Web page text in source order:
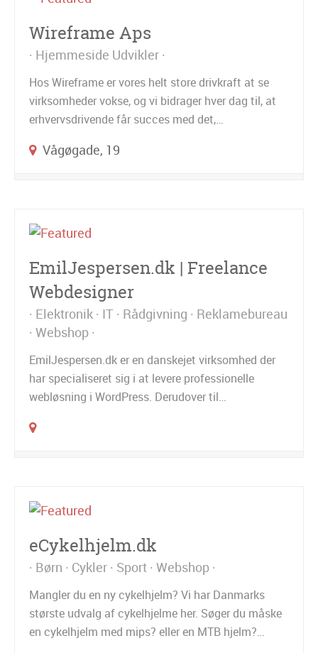
Wireframe Aps
Hjemmeside Udvikler
Hos Wireframe er vores helt store drivkraft at se
virksomheder vokse, og vi bidrager hver dag til, at
erhvervsdrivende får succes med det,…
Vågøgade, 19
EmilJespersen.dk | Freelance
Webdesigner
Elektronik IT Rådgivning
Reklamebureau
Webshop
EmilJespersen.dk er en danskejet virksomhed der
har specialiseret sig i at levere professionelle
webløsning i WordPress. Derudover til…
eCykelhjelm.dk
Børn Cykler Sport Webshop
Mangler du en ny cykelhjelm? Vi har Danmarks
største udvalg af cykelhjelme her. Søger du måske
en cykelhjelm med mips? eller en MTB hjelm?…